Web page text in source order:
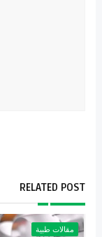
RELATED POST
مقالات طبية